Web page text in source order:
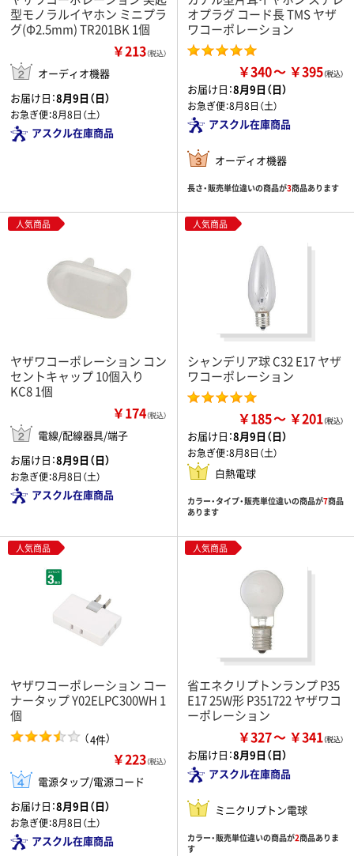
型モノラルイヤホン ミニプラ
グ(Φ2.5mm) TR201BK 1個
￥213（税込）
オーディオ機器
お届け日：8月9日（日）
お急ぎ便：8月8日（土）
アスクル在庫商品
オプラグ コード長 TMS ヤザ
ワコーポレーション
￥340 ￥395
お届け日：8月9日（日）
お急ぎ便：8月8日（土）
アスクル在庫商品
オーディオ機器
長さ・販売単位違いの商品が3商品あります
人気商品
ヤザワコーポレーション コン
セントキャップ 10個入り
KC8 1個
￥174（税込）
電線/配線器具/端子
お届け日：8月9日（日）
お急ぎ便：8月8日（土）
アスクル在庫商品
人気商品
シャンデリア球 C32 E17 ヤザ
ワコーポレーション
￥185 ￥201
お届け日：8月9日（日）
お急ぎ便：8月8日（土）
白熱電球
カラー・タイプ・販売単位違いの商品が7商品
あります
人気商品
ヤザワコーポレーション コー
ナータップ Y02ELPC300WH 1
個
（4件）
￥223（税込）
電源タップ/電源コード
お届け日：8月9日（日）
お急ぎ便：8月8日（土）
アスクル在庫商品
人気商品
省エネクリプトンランプ P35
E17 25W形 P351722 ヤザワコ
ーポレーション
￥327 ￥341
お届け日：8月9日（日）
アスクル在庫商品
ミニクリプトン電球
カラー・販売単位違いの商品が2商品ありま
す